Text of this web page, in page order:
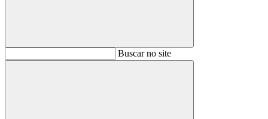
BuscarBuscar no site